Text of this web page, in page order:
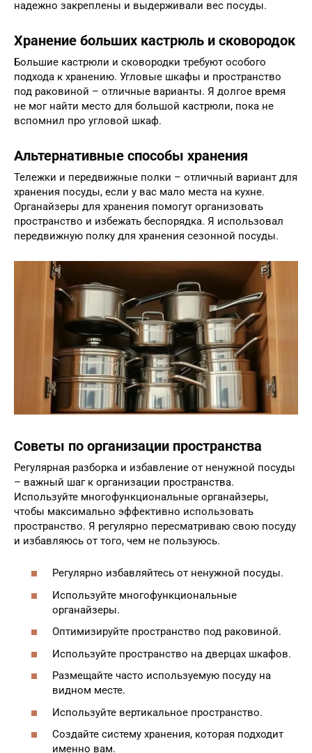
надежно закреплены и выдерживали вес посуды.
Хранение больших кастрюль и сковородок
Большие кастрюли и сковородки требуют особого
подхода к хранению. Угловые шкафы и пространство
под раковиной – отличные варианты. Я долгое время
не мог найти место для большой кастрюли, пока не
вспомнил про угловой шкаф.
Альтернативные способы хранения
Тележки и передвижные полки – отличный вариант для
хранения посуды, если у вас мало места на кухне.
Органайзеры для хранения помогут организовать
пространство и избежать беспорядка. Я использовал
передвижную полку для хранения сезонной посуды.
Советы по организации пространства
Регулярная разборка и избавление от ненужной посуды
– важный шаг к организации пространства.
Используйте многофункциональные органайзеры,
чтобы максимально эффективно использовать
пространство. Я регулярно пересматриваю свою посуду
и избавляюсь от того, чем не пользуюсь.
Регулярно избавляйтесь от ненужной посуды.
Используйте многофункциональные
органайзеры.
Оптимизируйте пространство под раковиной.
Используйте пространство на дверцах шкафов.
Размещайте часто используемую посуду на
видном месте.
Используйте вертикальное пространство.
Создайте систему хранения, которая подходит
именно вам.